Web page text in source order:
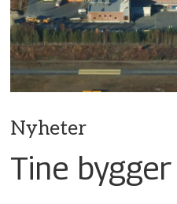
Nyheter
Tine